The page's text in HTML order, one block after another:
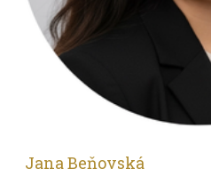
Jana Beňovská